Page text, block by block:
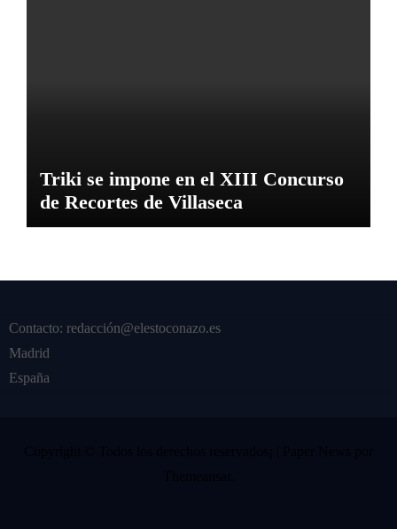
Triki se impone en el XIII Concurso
de Recortes de Villaseca
Contacto: redacción@elestoconazo.es
Madrid
España